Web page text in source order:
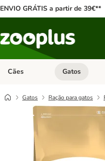
ENVIO GRÁTIS a partir de 39€**
Cães Abrir menu de
Gatos
Gatos Ração para gatos